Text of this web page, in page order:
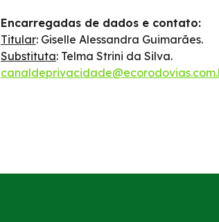
Encarregadas de dados e contato:
Titular: Giselle Alessandra Guimarães.
Substituta: Telma Strini da Silva.